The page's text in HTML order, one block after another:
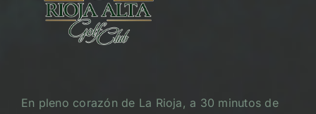
En pleno corazón de La Rioja, a 30 minutos de